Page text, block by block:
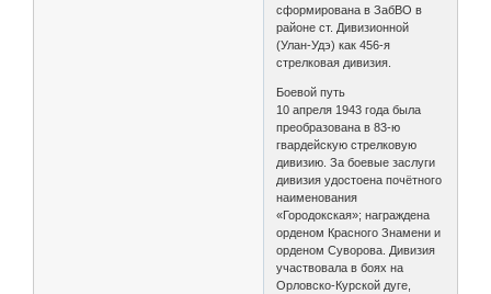
сформирована в ЗабВО в
районе ст. Дивизионной
(Улан-Удэ) как 456-я
стрелковая дивизия.
Боевой путь
10 апреля 1943 года была
преобразована в 83-ю
гвардейскую стрелковую
дивизию. За боевые заслуги
дивизия удостоена почётного
наименования
«Городокская»; награждена
орденом Красного Знамени и
орденом Суворова. Дивизия
участвовала в боях на
Орловско-Курской дуге,